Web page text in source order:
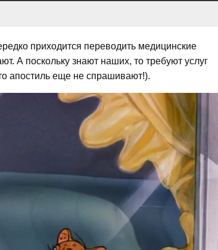
приходится переводить медицинские
А поскольку знают наших, то требуют услуг
апостиль еще не спрашивают!).